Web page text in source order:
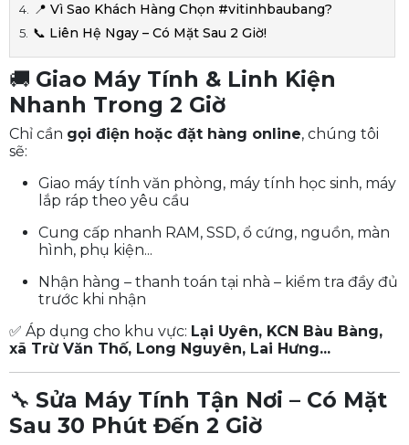
📍 Vì Sao Khách Hàng Chọn #vitinhbaubang?
📞 Liên Hệ Ngay – Có Mặt Sau 2 Giờ!
🚚 Giao Máy Tính & Linh Kiện
Nhanh Trong 2 Giờ
Chỉ cần gọi điện hoặc đặt hàng online, chúng tôi
sẽ:
Giao máy tính văn phòng, máy tính học sinh, máy
lắp ráp theo yêu cầu
Cung cấp nhanh RAM, SSD, ổ cứng, nguồn, màn
hình, phụ kiện...
Nhận hàng – thanh toán tại nhà – kiểm tra đầy đủ
trước khi nhận
✅ Áp dụng cho khu vực: Lại Uyên, KCN Bàu Bàng,
xã Trừ Văn Thố, Long Nguyên, Lai Hưng...
🔧 Sửa Máy Tính Tận Nơi – Có Mặt
Sau 30 Phút Đến 2 Giờ